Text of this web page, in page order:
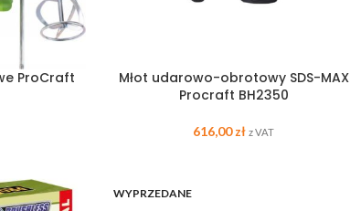
ProCraft
Młot udarowo-obrotowy SDS-MAX
Procraft BH2350
616,00zł z VAT
WYPRZEDANE